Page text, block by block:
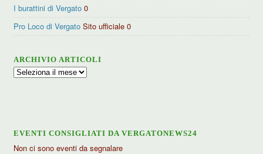
I burattini di Vergato 0
Pro Loco di Vergato Sito ufficiale 0
ARCHIVIO ARTICOLI
Archivio
EVENTI CONSIGLIATI DA VERGATONEWS24
Non ci sono eventi da segnalare